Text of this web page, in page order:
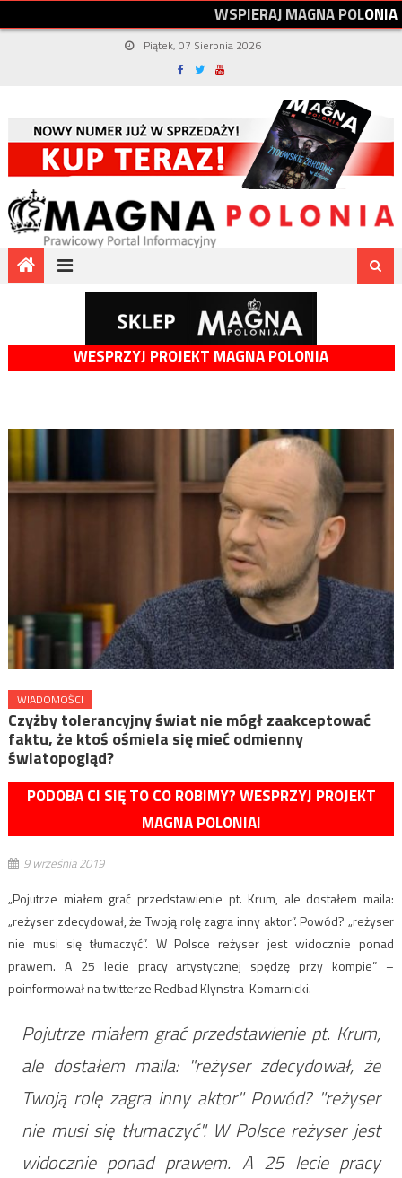
WSPIERAJMAGNAPOLONIA
Piątek, 07 Sierpnia 2026
WESPRZYJ PROJEKT MAGNA POLONIA
WIADOMOŚCI
Czyżby tolerancyjny świat nie mógł zaakceptować
faktu, że ktoś ośmiela się mieć odmienny
światopogląd?
PODOBA CI SIĘ TO CO ROBIMY? WESPRZYJ PROJEKT
MAGNA POLONIA!
9 września 2019
„Pojutrze miałem grać przedstawienie pt. Krum, ale dostałem maila:
„reżyser zdecydował, że Twoją rolę zagra inny aktor”. Powód? „reżyser
nie musi się tłumaczyć”. W Polsce reżyser jest widocznie ponad
prawem. A 25 lecie pracy artystycznej spędzę przy kompie” –
poinformował na twitterze Redbad Klynstra-Komarnicki.
Pojutrze miałem grać przedstawienie pt. Krum,
ale dostałem maila: "reżyser zdecydował, że
Twoją rolę zagra inny aktor" Powód? "reżyser
nie musi się tłumaczyć". W Polsce reżyser jest
widocznie ponad prawem. A 25 lecie pracy